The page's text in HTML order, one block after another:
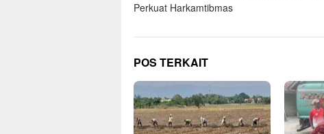
Perkuat Harkamtibmas
POS TERKAIT